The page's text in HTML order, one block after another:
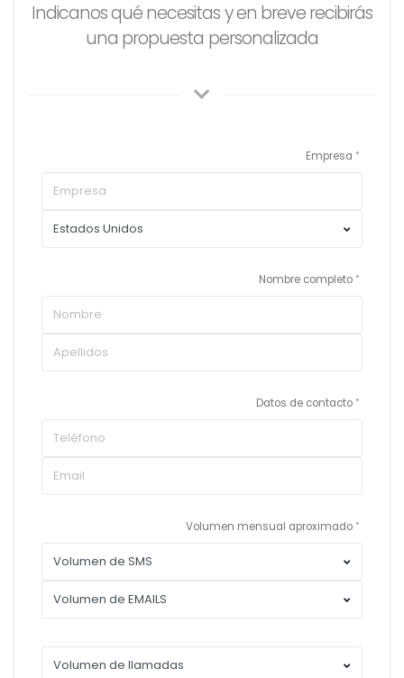
Indicanos qué necesitas y en breve recibirás
una propuesta personalizada
Empresa
Nombre completo
Datos de contacto
Volumen mensual aproximado